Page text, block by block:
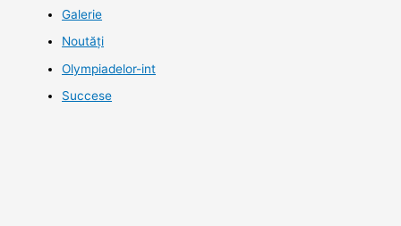
Galerie
Noutăţi
Olympiadelor-int
Succese